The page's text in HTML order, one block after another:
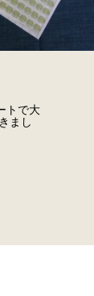
トで大
まし